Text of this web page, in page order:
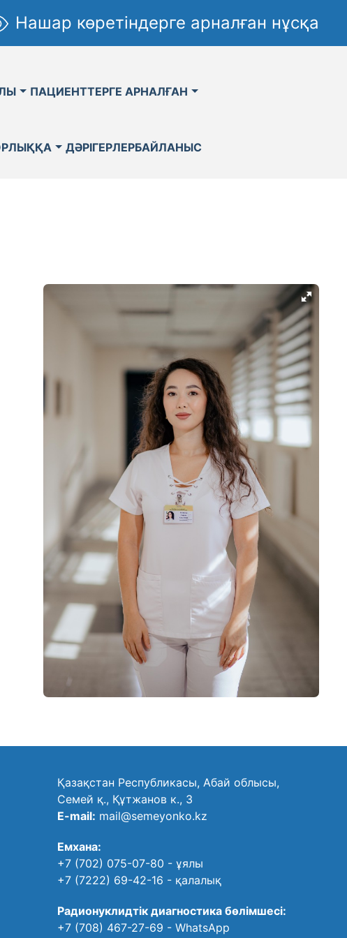
Нашар көретіндерге арналған нұсқа
ПАЦИЕНТТЕРГЕ АРНАЛҒАН
ДӘРІГЕРЛЕРБАЙЛАНЫС
Қазақстан Республикасы, Абай облысы,
Семей қ., Құтжанов к., 3
E-mail: mail@semeyonko.kz
Емхана:
+7 (702) 075-07-80 - ұялы
+7 (7222) 69-42-16 - қалалық
Радионуклидтік диагностика бөлімшесі:
+7 (708) 467-27-69 - WhatsApp